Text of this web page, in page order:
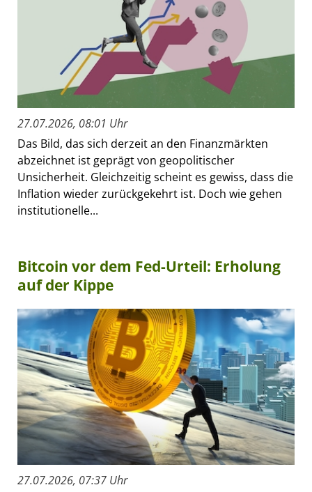
27.07.2026, 08:01 Uhr
Das Bild, das sich derzeit an den Finanzmärkten
abzeichnet ist geprägt von geopolitischer
Unsicherheit. Gleichzeitig scheint es gewiss, dass die
Inflation wieder zurückgekehrt ist. Doch wie gehen
institutionelle...
Bitcoin vor dem Fed-Urteil: Erholung
auf der Kippe
27.07.2026, 07:37 Uhr